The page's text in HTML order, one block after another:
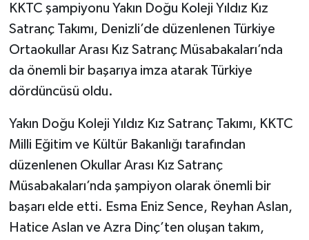
KKTC şampiyonu Yakın Doğu Koleji Yıldız Kız
Satranç Takımı, Denizli’de düzenlenen Türkiye
Ortaokullar Arası Kız Satranç Müsabakaları’nda
da önemli bir başarıya imza atarak Türkiye
dördüncüsü oldu.
Yakın Doğu Koleji Yıldız Kız Satranç Takımı, KKTC
Milli Eğitim ve Kültür Bakanlığı tarafından
düzenlenen Okullar Arası Kız Satranç
Müsabakaları’nda şampiyon olarak önemli bir
başarı elde etti. Esma Eniz Sence, Reyhan Aslan,
Hatice Aslan ve Azra Dinç’ten oluşan takım,